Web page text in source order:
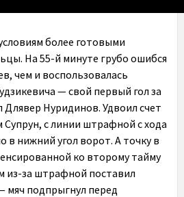
более готовыми
На 55-й минуте грубо ошибся
чем и воспользовалась
— свой первый гол за
Длявер Нуридинов. Удвоил счет
с линии штрафной с хода
в нижний угол ворот. А точку в
ко второму тайму
из-за штрафной поставил
мяч подпрыгнул перед